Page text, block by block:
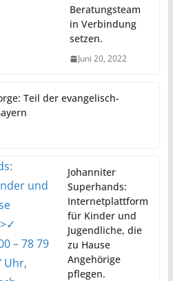
Beratungsteam
in Verbindung
setzen.
Juni 20, 2022
Teil der evangelisch-
Johanniter
Superhands:
Internetplattform
für Kinder und
Jugendliche, die
zu Hause
Angehörige
pflegen.